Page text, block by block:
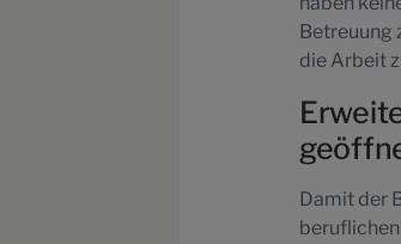
Betreuung
die Arbeit
Damit der